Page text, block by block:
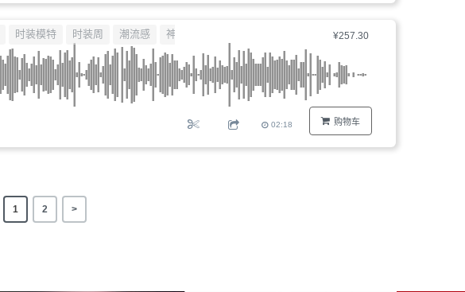
¥257.30
购物车
时装模特 时装周 潮流感 神秘感
02:18
1 2 >